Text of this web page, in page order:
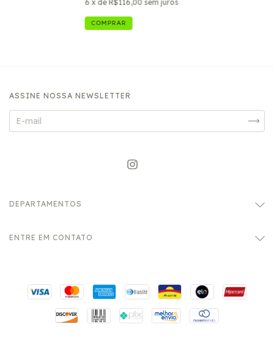
6 x de R$116,00 sem juros
ASSINE NOSSA NEWSLETTER
DEPARTAMENTOS
ENTRE EM CONTATO